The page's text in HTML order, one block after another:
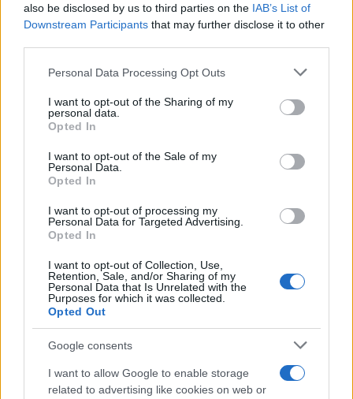
also be disclosed by us to third parties on the IAB’s List of
Downstream Participants that may further disclose it to other
Please note that this website/app uses one or more Google
not limited to your visit or usage behaviour. You may click to
grant or deny consent to Google and its third-party tags to
use your data for below specified purposes in below Google
consent section.
Personal Data Processing Opt Outs
I want to opt-out of the Sharing of my
personal data.
Opted In
I want to opt-out of the Sale of my
Personal Data.
Opted In
I want to opt-out of processing my
Personal Data for Targeted Advertising.
Opted In
I want to opt-out of Collection, Use,
Retention, Sale, and/or Sharing of my
Personal Data that Is Unrelated with the
Purposes for which it was collected.
Opted Out
Google consents
I want to allow Google to enable storage
related to advertising like cookies on web or
αποτυπώνεται το εναέριο «μποτιλιάρισμα» πάνω από τη
δεν πετάει κανένα αεροπλάνο.
«Αυτή την ώρα λόγω των γεγονότων μεταξύ Ιράν
και Ισραήλ και επειδή έχουν εκτοξευτεί 100 drones
οι εναέριοι χώροι των περιοχών έχουν κλείσει και
όλη η εναέρια κυκλοφορία , διέρχεται πάνω από
την Σ. Αραβία , Αίγυπτο και Ελλάδα. Τα FIRs που
παραμένουν κλειστά είναι του Ιράν, Ιράκ, Ιορδανίας
ο Θοδωρής Κολυδάς.
Δείτε την ανάρτηση του Θοδωρή Κολυδά: